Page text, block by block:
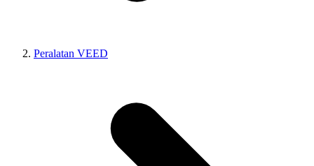
Peralatan VEED